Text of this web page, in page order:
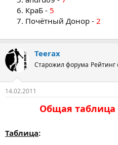
КраБ - 5
Почётный Донор - 2
Teerax
Старожил форума Рейтинг
14.02.2011
Общая таблица
Таблица: